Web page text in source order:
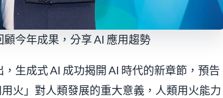
今年成果，分享 AI 應用趨勢
生成式 AI 成功揭開 AI 時代的新章節，預告
火」對人類發展的重大意義，人類用火能力